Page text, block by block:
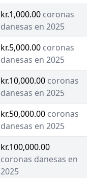
kr.1,000.00 coronas
danesas en 2025
kr.5,000.00 coronas
danesas en 2025
kr.10,000.00 coronas
danesas en 2025
kr.50,000.00 coronas
danesas en 2025
kr.100,000.00
coronas danesas en
2025